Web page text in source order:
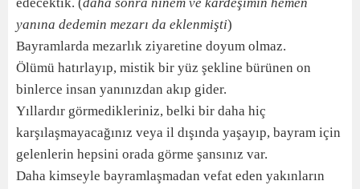
yanına dedemin mezarı da eklenmişti)
Bayramlarda mezarlık ziyaretine doyum olmaz.
Ölümü hatırlayıp, mistik bir yüz şekline bürünen on
binlerce insan yanınızdan akıp gider.
Yıllardır görmedikleriniz, belki bir daha hiç
karşılaşmayacağınız veya il dışında yaşayıp, bayram için
gelenlerin hepsini orada görme şansınız var.
Daha kimseyle bayramlaşmadan vefat eden yakınların